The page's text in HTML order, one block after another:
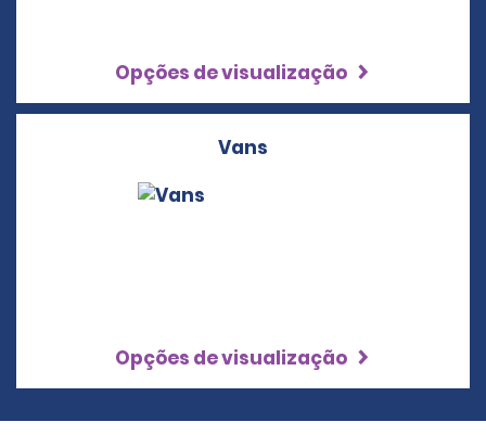
Opções de visualização
Vans
Opções de visualização